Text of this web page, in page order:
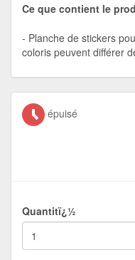
Ce que contient le
Planche de stickers
coloris peuvent différer
épuisé
Quantitï¿½